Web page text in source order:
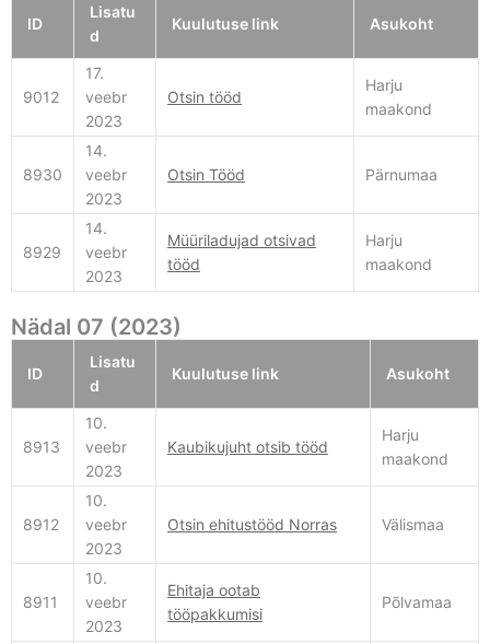
ID
Lisatu
d
Kuulutuse link Asukoht
9012
17.
veebr
2023
Otsin tööd
Harju
maakond
8930
14.
veebr
2023
Otsin Tööd Pärnumaa
8929
14.
veebr
2023
Müüriladujad otsivad
tööd
Harju
maakond
Nädal 07 (2023)
ID
Lisatu
d
Kuulutuse link Asukoht
8913
10.
veebr
2023
Kaubikujuht otsib tööd
Harju
maakond
8912
10.
veebr
2023
Otsin ehitustööd Norras Välismaa
8911
10.
veebr
2023
Ehitaja ootab
tööpakkumisi
Põlvamaa